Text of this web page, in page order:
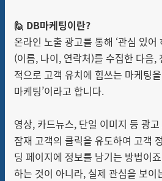
🙋 DB마케팅이란?
온라인 노출 광고를 통해 ‘관심 있어
(이름, 나이, 연락처)를 수집한 다음,
적으로 고객 유치에 힘쓰는 마케팅을
마케팅’이라고 합니다.
영상, 카드뉴스, 단일 이미지 등 광
잠재 고객의 클릭을 유도하여 고객
딩 페이지에 정보를 남기는 방법이
하는 것이 아니라, 실제 관심을 보이